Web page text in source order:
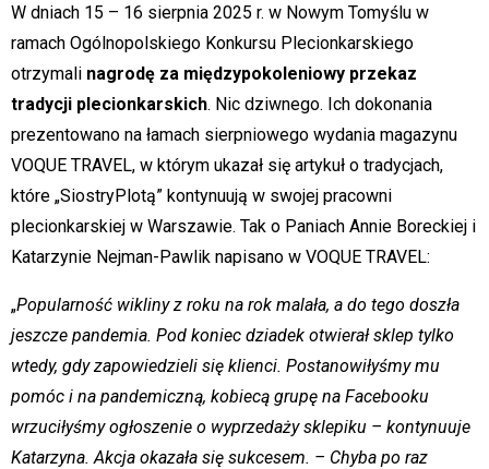
W dniach 15 – 16 sierpnia 2025 r. w Nowym Tomyślu w
ramach Ogólnopolskiego Konkursu Plecionkarskiego
otrzymali nagrodę za międzypokoleniowy przekaz
tradycji plecionkarskich. Nic dziwnego. Ich dokonania
prezentowano na łamach sierpniowego wydania magazynu
VOQUE TRAVEL, w którym ukazał się artykuł o tradycjach,
które „SiostryPlotą” kontynuują w swojej pracowni
plecionkarskiej w Warszawie. Tak o Paniach Annie Boreckiej i
Katarzynie Nejman-Pawlik napisano w VOQUE TRAVEL:
„Popularność wikliny z roku na rok malała, a do tego doszła
jeszcze pandemia. Pod koniec dziadek otwierał sklep tylko
wtedy, gdy zapowiedzieli się klienci. Postanowiłyśmy mu
pomóc i na pandemiczną, kobiecą grupę na Facebooku
wrzuciłyśmy ogłoszenie o wyprzedaży sklepiku – kontynuuje
Katarzyna. Akcja okazała się sukcesem. – Chyba po raz